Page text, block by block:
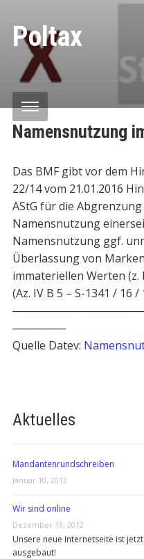
Poltax
Aktuelles
Mandantenrundschreiben
Januar 10, 2013
Wir sind online
Dezember 13, 2012
Unsere neue Internetseite ist
ausgebaut!
Namensnutzung
Das BMF gibt vor dem
22/14 vom 21.01.2016
AStG für die
Namensnutzung
Namensnutzung ggf.
Überlassung von
immateriellen Werten
(Az. IV B 5 – S-1341 / 16 /
───────
Quelle Datev: